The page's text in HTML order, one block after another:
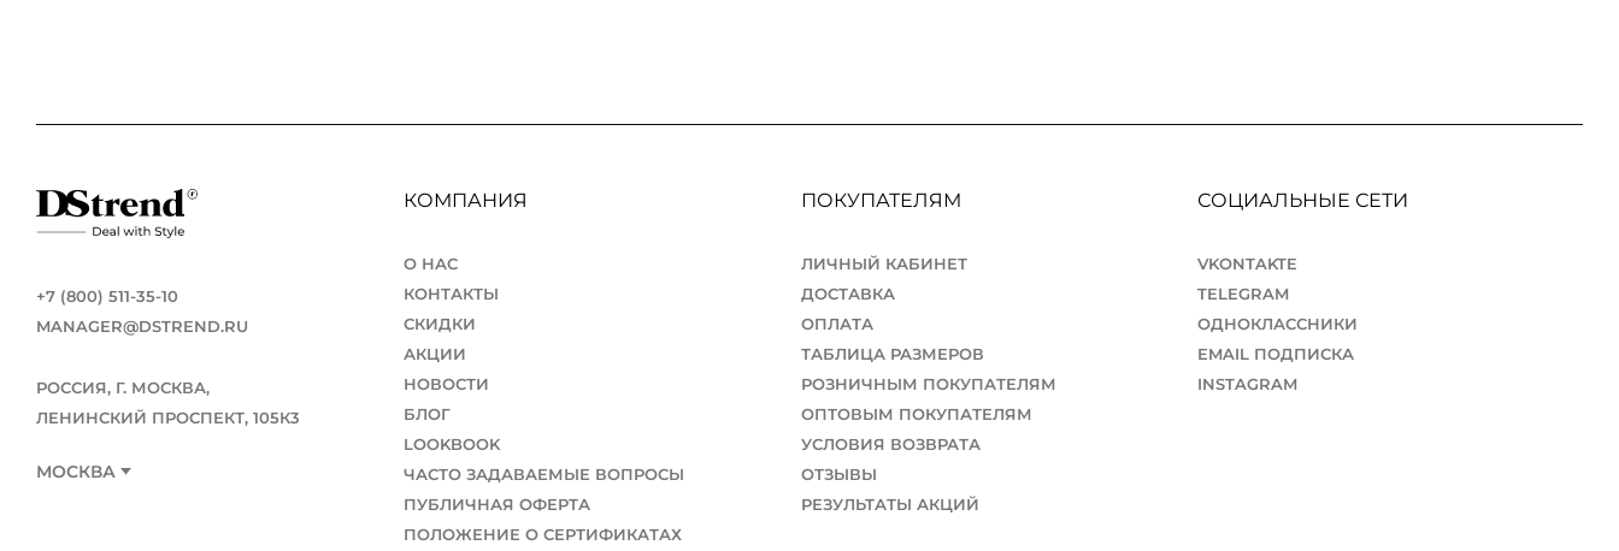
+7 (800) 511-35-10
MANAGER@DSTREND.RU
РОССИЯ, Г. МОСКВА,
ЛЕНИНСКИЙ ПРОСПЕКТ, 105К3
МОСКВА
КОМПАНИЯ
О НАС
КОНТАКТЫ
СКИДКИ
АКЦИИ
НОВОСТИ
БЛОГ
LOOKBOOK
ЧАСТО ЗАДАВАЕМЫЕ ВОПРОСЫ
ПУБЛИЧНАЯ ОФЕРТА
ПОЛОЖЕНИЕ О СЕРТИФИКАТАХ
ПОКУПАТЕЛЯМ
ЛИЧНЫЙ КАБИНЕТ
ДОСТАВКА
ОПЛАТА
ТАБЛИЦА РАЗМЕРОВ
РОЗНИЧНЫМ ПОКУПАТЕЛЯМ
ОПТОВЫМ ПОКУПАТЕЛЯМ
УСЛОВИЯ ВОЗВРАТА
ОТЗЫВЫ
РЕЗУЛЬТАТЫ АКЦИЙ
СОЦИАЛЬНЫЕ СЕТИ
VKONTAKTE
TELEGRAM
ОДНОКЛАССНИКИ
EMAIL ПОДПИСКА
INSTAGRAM